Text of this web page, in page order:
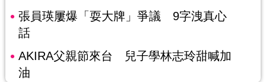
張員瑛屢爆「耍大牌」爭議 9字洩真心
話
AKIRA父親節來台 兒子學林志玲甜喊加
油